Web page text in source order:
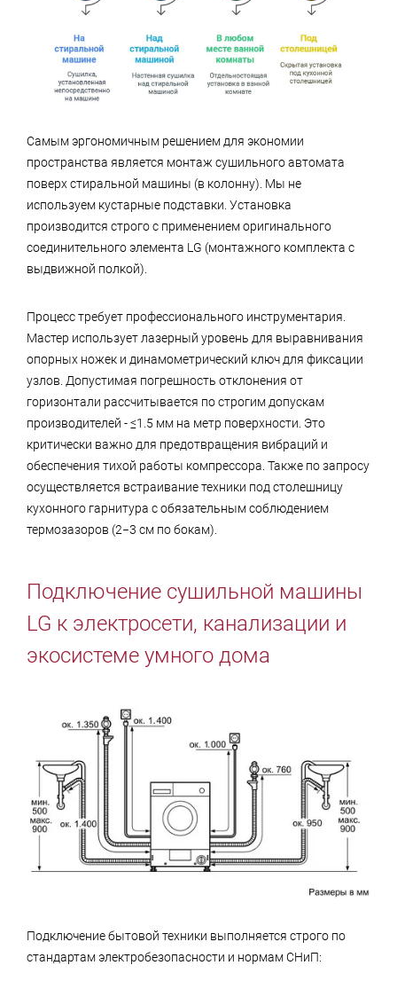
Самым эргономичным решением для экономии
пространства является монтаж сушильного автомата
поверх стиральной машины (в колонну). Мы не
используем кустарные подставки. Установка
производится строго с применением оригинального
соединительного элемента LG (монтажного комплекта с
выдвижной полкой).
Процесс требует профессионального инструментария.
Мастер использует лазерный уровень для выравнивания
опорных ножек и динамометрический ключ для фиксации
узлов. Допустимая погрешность отклонения от
горизонтали рассчитывается по строгим допускам
производителей - ≤1.5 мм на метр поверхности. Это
критически важно для предотвращения вибраций и
обеспечения тихой работы компрессора. Также по запросу
осуществляется встраивание техники под столешницу
кухонного гарнитура с обязательным соблюдением
термозазоров (2−3 см по бокам).
Подключение сушильной машины
LG к электросети, канализации и
экосистеме умного дома
Подключение бытовой техники выполняется строго по
стандартам электробезопасности и нормам СНиП: